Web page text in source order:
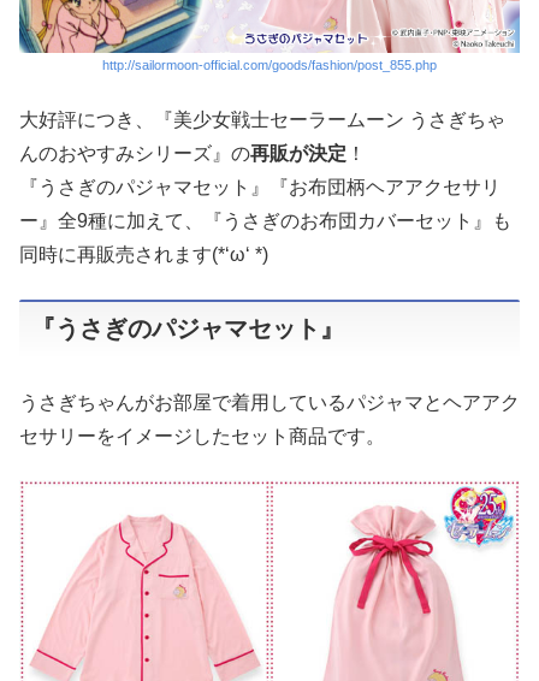
http://sailormoon-official.com/goods/fashion/post_855.php
大好評につき、『美少女戦士セーラームーン うさぎちゃ
んのおやすみシリーズ』の再販が決定 ！
『うさぎのパジャマセット』『お布団柄ヘアアクセサリ
ー』全9種に加えて、『うさぎのお布団カバーセット』も
同時に再販売されます(*‘ω‘ *)
『うさぎのパジャマセット』
うさぎちゃんがお部屋で着用しているパジャマとヘアアク
セサリーをイメージしたセット商品です。